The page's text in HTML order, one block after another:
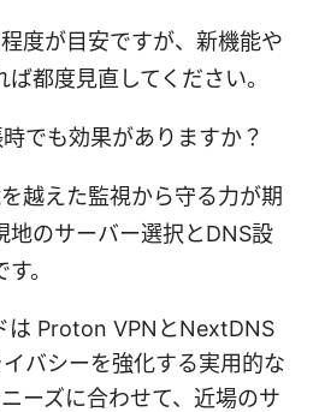
度が目安ですが、新機能や
都度見直してください。
でも効果がありますか？
越えた監視から守る力が期
地のサーバー選択とDNS設
。
は Proton VPNとNextDNS
バシーを強化する実用的な
ーズに合わせて、近場のサ